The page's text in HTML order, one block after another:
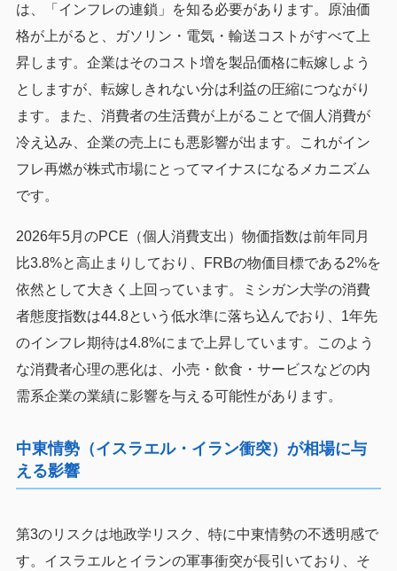
は、「インフレの連鎖」を知る必要があります。原油価
格が上がると、ガソリン・電気・輸送コストがすべて上
昇します。企業はそのコスト増を製品価格に転嫁しよう
としますが、転嫁しきれない分は利益の圧縮につながり
ます。また、消費者の生活費が上がることで個人消費が
冷え込み、企業の売上にも悪影響が出ます。これがイン
フレ再燃が株式市場にとってマイナスになるメカニズム
です。
2026年5月のPCE（個人消費支出）物価指数は前年同月
比3.8%と高止まりしており、FRBの物価目標である2%を
依然として大きく上回っています。ミシガン大学の消費
者態度指数は44.8という低水準に落ち込んでおり、1年先
のインフレ期待は4.8%にまで上昇しています。このよう
な消費者心理の悪化は、小売・飲食・サービスなどの内
需系企業の業績に影響を与える可能性があります。
中東情勢（イスラエル・イラン衝突）が相場に与
える影響
第3のリスクは地政学リスク、特に中東情勢の不透明感で
す。イスラエルとイランの軍事衝突が長引いており、そ